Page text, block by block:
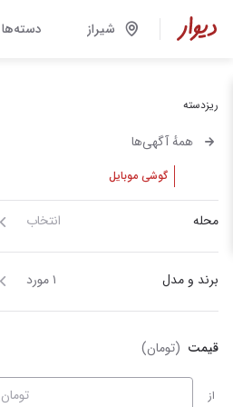
شیراز دسته‌ها
ریزدسته
همهٔ آگهی‌ها
گوشی موبایل
محله انتخاب
برند و مدل ۱ مورد
قیمت (تومان)
از تومان